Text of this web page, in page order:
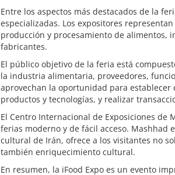
Entre los aspectos más destacados de la
especializadas. Los expositores
producción y procesamiento de alimentos,
fabricantes.
El público objetivo de la feria está
la industria alimentaria, proveedores,
aprovechan la oportunidad para
productos y tecnologías, y realizar
El Centro Internacional de Exposiciones de
ferias moderno y de fácil acceso. Mashhad
cultural de Irán, ofrece a los visitantes no
también enriquecimiento cultural.
En resumen, la iFood Expo es un evento